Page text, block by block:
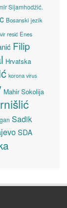
Sijamhodžić.
Bosanski jezik
resić Enes
Filip
Hrvatska
korona virus
Mahir Sokolija
Sadik
SDA